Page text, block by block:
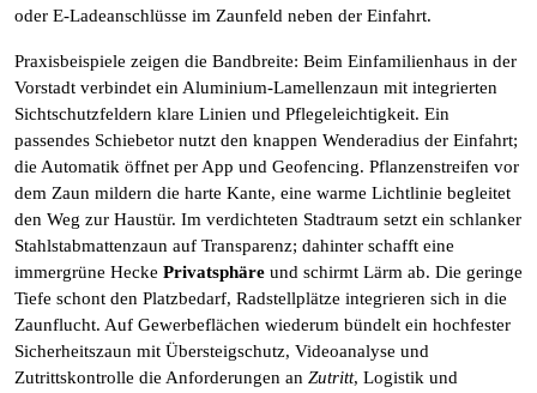
oder E-Ladeanschlüsse im Zaunfeld neben der Einfahrt.
Praxisbeispiele zeigen die Bandbreite: Beim Einfamilienhaus in der
Vorstadt verbindet ein Aluminium-Lamellenzaun mit integrierten
Sichtschutzfeldern klare Linien und Pflegeleichtigkeit. Ein
passendes Schiebetor nutzt den knappen Wenderadius der Einfahrt;
die Automatik öffnet per App und Geofencing. Pflanzenstreifen vor
dem Zaun mildern die harte Kante, eine warme Lichtlinie begleitet
den Weg zur Haustür. Im verdichteten Stadtraum setzt ein schlanker
Stahlstabmattenzaun auf Transparenz; dahinter schafft eine
immergrüne Hecke Privatsphäre und schirmt Lärm ab. Die geringe
Tiefe schont den Platzbedarf, Radstellplätze integrieren sich in die
Zaunflucht. Auf Gewerbeflächen wiederum bündelt ein hochfester
Sicherheitszaun mit Übersteigschutz, Videoanalyse und
Zutrittskontrolle die Anforderungen an Zutritt, Logistik und